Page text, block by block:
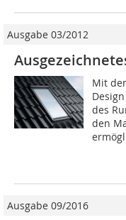
Ausgabe 03/2012
Mit
des
den
Ausgabe 09/2016